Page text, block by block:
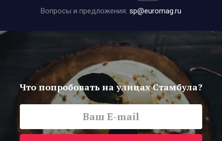
Вопросы и предложения: sp@euromag.ru
Что попробовать на улицах Стамбула?